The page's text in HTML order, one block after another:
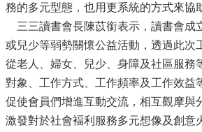
務的多元型態，也用更系統的方式來協
三三讀書會長陳苡銜表示，讀書會成
或兒少等弱勢關懷公益活動，透過此次
從老人、婦女、兒少、身障及社區服務
對象、工作方式、工作頻率及工作效益
促使會員們增進互動交流，相互觀摩與
激發對於社會褔利服務多元想像及創意